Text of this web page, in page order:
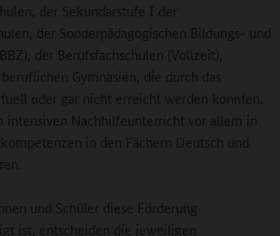
der Sekundarstufe I der
der Sonderpädagogischen Bildungs- und
der Berufsfachschulen (Vollzeit),
Gymnasien, die durch das
oder gar nicht erreicht werden konnten.
intensiven Nachhilfeunterricht vor allem in
in den Fächern Deutsch und
und Schüler diese Förderung
ist, entscheiden die jeweiligen